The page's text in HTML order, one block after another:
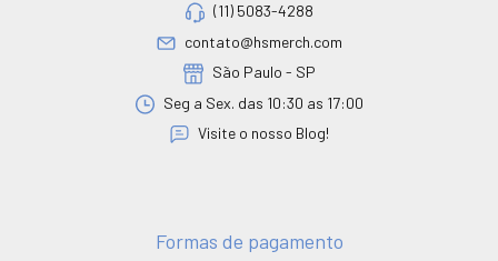
(11) 5083-4288
contato@hsmerch.com
São Paulo - SP
Seg a Sex. das 10:30 as 17:00
Visite o nosso Blog!
Formas de pagamento